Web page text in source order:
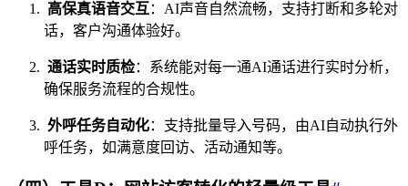
高保真语音交互 ：AI声音自然流畅，支持打断和多轮对
话，客户沟通体验好。
通话实时质检：系统能对每一通AI通话进行实时分析，
确保服务流程的合规性。
外呼任务自动化：支持批量导入号码，由AI自动执行外
呼任务，如满意度回访、活动通知等。